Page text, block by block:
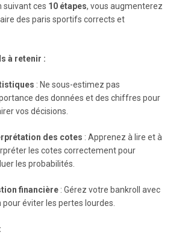
suivant ces 10 étapes, vous augmenterez
des paris sportifs corrects et
à retenir :
: Ne sous-estimez pas
des données et des chiffres pour
vos décisions.
des cotes : Apprenez à lire et à
les cotes correctement pour
les probabilités.
financière : Gérez votre bankroll avec
pour éviter les pertes lourdes.